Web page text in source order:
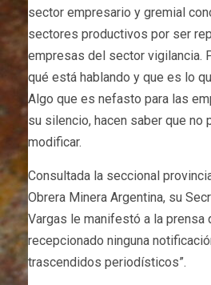
sector empresario y gremial
sectores productivos por ser
empresas del sector vigilancia.
qué está hablando y que es lo
Algo que es nefasto para las
su silencio, hacen saber que no
modificar.
Consultada la seccional
Obrera Minera Argentina, su
Vargas le manifestó a la prensa
recepcionado ninguna
trascendidos periodísticos”.